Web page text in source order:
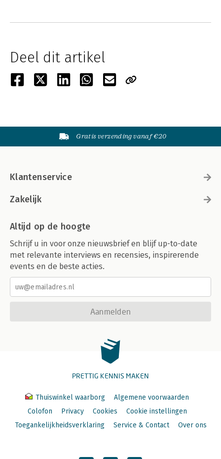
Deel dit artikel
Gratis verzending vanaf €20
Klantenservice
Zakelijk
Altijd op de hoogte
Schrijf u in voor onze nieuwsbrief en blijf up-to-date
met relevante interviews en recensies, inspirerende
events en de beste acties.
Aanmelden
PRETTIG KENNIS MAKEN
Thuiswinkel waarborg
Algemene voorwaarden
Colofon
Privacy Cookies
Cookie instellingen
Toegankelijkheidsverklaring
Service & Contact Over ons